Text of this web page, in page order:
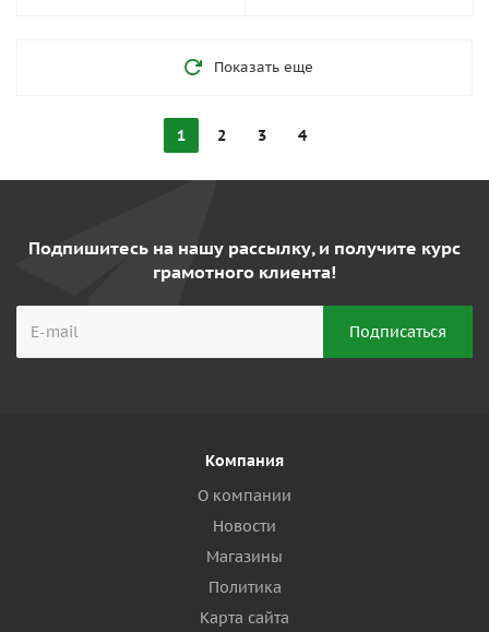
Показать еще
1 2 3 4
Подпишитесь на нашу рассылку, и получите курс
грамотного клиента!
Компания
О компании
Новости
Магазины
Политика
Карта сайта